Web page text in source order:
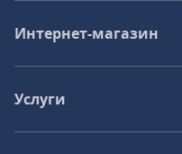
Интернет-магазин
Услуги